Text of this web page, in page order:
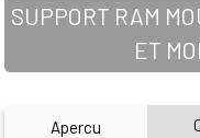
SUPPORT RAM
ET
Apercu